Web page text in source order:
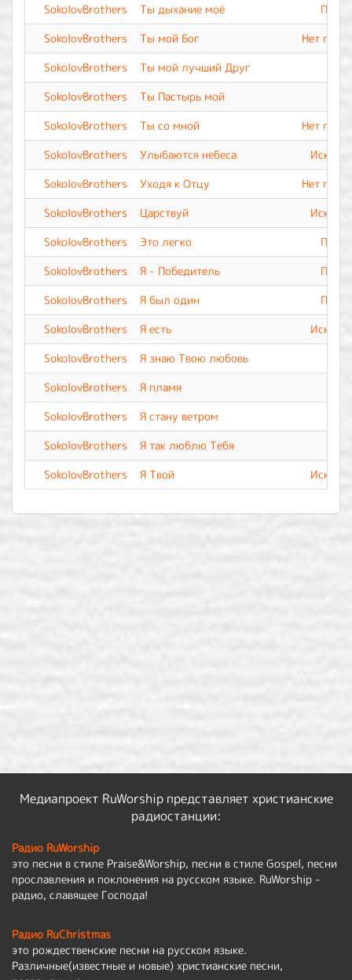
SokolovBrothers
Ты дыхание моё
SokolovBrothers
Ты мой Бог
Нет
SokolovBrothers
Ты мой лучший Друг
SokolovBrothers
Ты Пастырь мой
SokolovBrothers
Ты со мной
Нет
SokolovBrothers
Улыбаются небеса
SokolovBrothers
Уходя к Отцу
Нет
SokolovBrothers
Царствуй
SokolovBrothers
Это легко
SokolovBrothers
Я - Победитель
SokolovBrothers
Я был один
SokolovBrothers
Я есть
SokolovBrothers
Я знаю Твою любовь
SokolovBrothers
Я пламя
SokolovBrothers
Я стану ветром
SokolovBrothers
Я так люблю Тебя
SokolovBrothers
Я Твой
Медиапроект RuWorship представляет христианские
радиостанции:
Радио RuWorship
это песни в стиле Praise&Worship, песни в стиле Gospel, песни
прославления и поклонения на русском языке. RuWorship -
радио, славящее Господа!
Радио RuChristmas
это рождественские песни на русском языке.
Различные(известные и новые) христианские песни,